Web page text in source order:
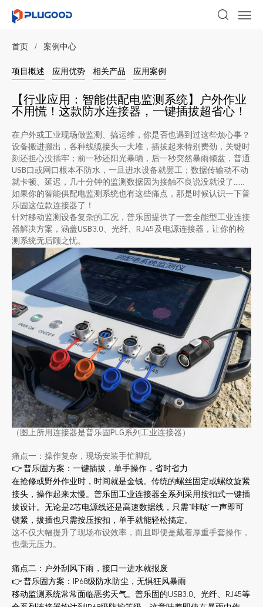
首页 / 案例中心
项目概述 应用优势 相关产品 应用案例
【行业应用：智能供配电监测系统】户外作业
不用慌！这款防水连接器，一键插拔超省心！
在户外或工业现场做监测、搞运维，你是否也遇到过这些烦心事？
设备搬进搬出，各种线缆接头一大堆，插拔起来特别费劲，关键时
刻还担心没插牢；前一秒还阳光暴晒，后一秒突然暴雨倾盆，普通
USB口或网口根本不防水，一旦进水设备就罢工；数据传输动不动
就卡顿、延迟，几十分钟的监测数据因为接触不良说没就没了……
如果你的智能供配电监测系统也有这些痛点，那是时候认识一下普
乐固这位款连接器了！
针对移动监测设备复杂的工况，普乐固提供了一套全能型工业连接
器解决方案，涵盖USB3.0、光纤、RJ45及电源连接器，让你的检
测系统无后顾之忧。
（图上所用连接器是普乐固PLG系列工业连接器）
痛点一：操作复杂，现场安装手忙脚乱
👉 普乐固方案：一键插拔，单手操作，省时省力
在抢修或野外作业时，时间就是金钱。传统的螺丝固定或螺纹旋紧
接头，操作起来太慢。普乐固工业连接器全系列采用按扣式一键插
拔设计。无论是2芯电源线还是高速数据线，只需“咔哒”一声即可
锁紧，拔插也只需按压按扣，单手就能轻松搞定。
这不仅大幅提升了现场布设效率，而且即便是戴着厚重手套操作，
也毫无压力。
痛点二：户外刮风下雨，接口一进水就报废
👉 普乐固方案：IP68级防水防尘，无惧狂风暴雨
移动监测系统常常面临恶劣天气。普乐固的USB3.0、光纤、RJ45等